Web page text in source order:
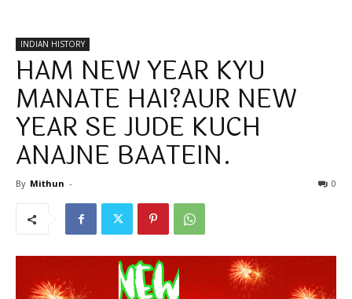
INDIAN HISTORY
HAM NEW YEAR KYU
MANATE HAI?AUR NEW
YEAR SE JUDE KUCH
ANAJNE BAATEIN.
By Mithun - 0